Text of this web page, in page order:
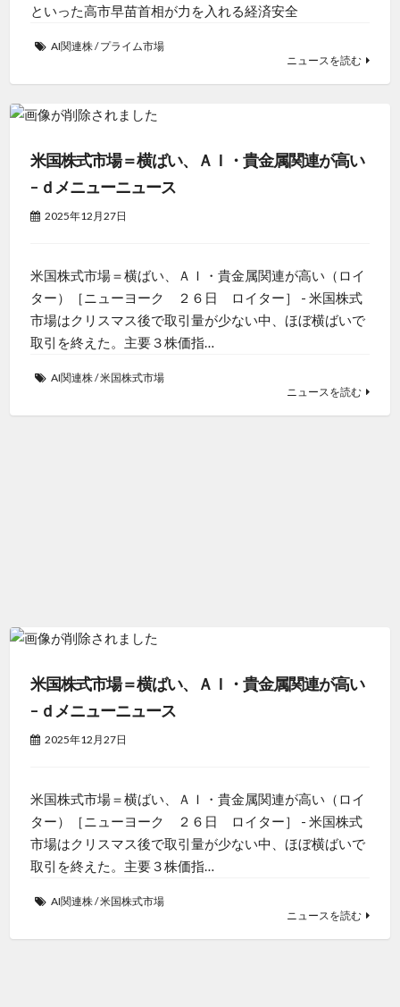
といった高市早苗首相が力を入れる経済安全
AI関連株/プライム市場
ニュースを読む
米国株式市場＝横ばい、ＡＩ・貴金属関連が高い
– ｄメニューニュース
2025年12月27日
米国株式市場＝横ばい、ＡＩ・貴金属関連が高い（ロイ
ター）［ニューヨーク ２６日 ロイター］ - 米国株式
市場はクリスマス後で取引量が少ない中、ほぼ横ばいで
取引を終えた。主要３株価指…
AI関連株/米国株式市場
ニュースを読む
米国株式市場＝横ばい、ＡＩ・貴金属関連が高い
– ｄメニューニュース
2025年12月27日
米国株式市場＝横ばい、ＡＩ・貴金属関連が高い（ロイ
ター）［ニューヨーク ２６日 ロイター］ - 米国株式
市場はクリスマス後で取引量が少ない中、ほぼ横ばいで
取引を終えた。主要３株価指…
AI関連株/米国株式市場
ニュースを読む